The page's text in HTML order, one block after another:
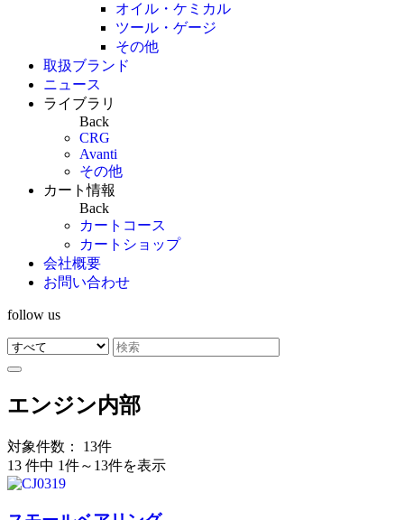
オイル・ケミカル
ツール・ゲージ
その他
取扱ブランド
ニュース
ライブラリ
Back
CRG
Avanti
その他
カート情報
Back
カートコース
カートショップ
会社概要
お問い合わせ
follow us
エンジン内部
対象件数： 13件
13 件中 1件～13件を表示